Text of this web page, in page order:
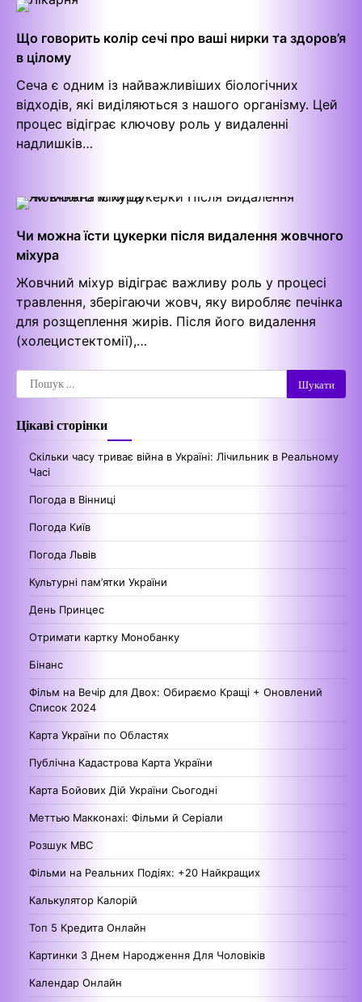
Що говорить колір сечі про ваші нирки та здоров’я
в цілому
Сеча є одним із найважливіших біологічних
відходів, які виділяються з нашого організму. Цей
процес відіграє ключову роль у видаленні
надлишків…
Чи можна їсти цукерки після видалення жовчного
міхура
Жовчний міхур відіграє важливу роль у процесі
травлення, зберігаючи жовч, яку виробляє печінка
для розщеплення жирів. Після його видалення
(холецистектомії),…
Пошук:
Цікаві сторінки
Скільки часу триває війна в Україні: Лічильник в Реальному
Часі
Погода в Вінниці
Погода Київ
Погода Львів
Культурні пам’ятки України
День Принцес
Отримати картку Монобанку
Бінанс
Фільм на Вечір для Двох: Обираємо Кращі + Оновлений
Список 2024
Карта України по Областях
Публічна Кадастрова Карта України
Карта Бойових Дій України Сьогодні
Меттью Макконахі: Фільми й Серіали
Розшук МВС
Фільми на Реальних Подіях: +20 Найкращих
Калькулятор Калорій
Топ 5 Кредита Онлайн
Картинки З Днем Народження Для Чоловіків
Календар Онлайн